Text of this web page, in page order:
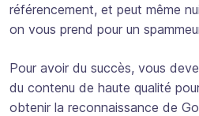
référencement, et peut même
on vous prend pour un
Pour avoir du succès, vous
du contenu de haute qualité
obtenir la reconnaissance de